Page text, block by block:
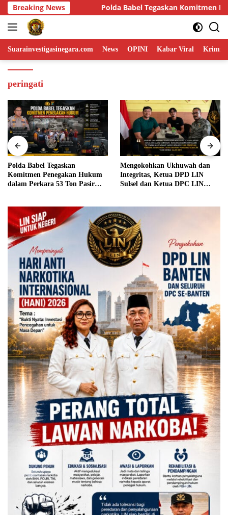
Skip
to
content
Breaking News
Komitmen Penegakan Hukum dalam Perkara 53 Ton Pasir
Suarainvestigasinegara.com News OPINI Kabar Viral
peringati
Babel Tegaskan
Penegakan Hukum
Perkara 53 Ton Pasir
Mengokohkan Ukhuwah dan
Integritas, Ketua DPD LIN
Sulsel dan Ketua DPC LIN